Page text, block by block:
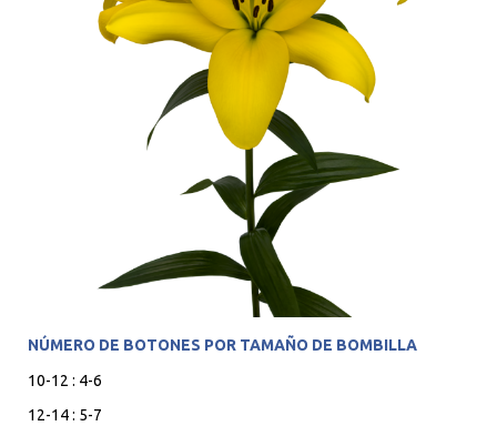
NÚMERO DE BOTONES POR TAMAÑO DE BOMBILLA
10-12 : 4-6
12-14 : 5-7